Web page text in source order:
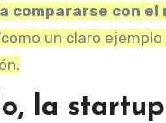
compararse con el
como un claro
la